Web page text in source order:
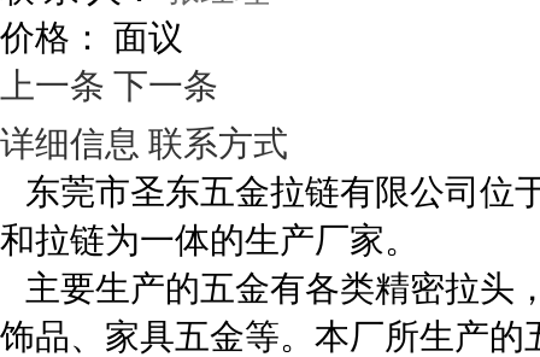
价格： 面议
上一条 下一条
详细信息 联系方式
东莞市圣东五金拉链有限公司位
和拉链为一体的生产厂家。
主要生产的五金有各类精密拉头
饰品、家具五金等。本厂所生产